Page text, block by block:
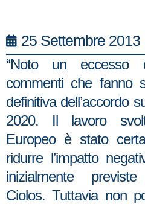
25 Settembre 2013
“Noto un eccesso
commenti che fanno
definitiva dell’accordo
2020. Il lavoro
Europeo è stato
ridurre l’impatto
inizialmente
Ciolos. Tuttavia non